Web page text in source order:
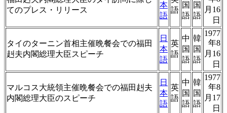
てのプレス・リリース
本
語
語
国
語
国
語
月16
日
タイのターニン首相主催晩餐会での福田
赳夫内閣総理大臣スピーチ
日
本
語
英
語
中
国
語
韓
国
語
1977
年8
月16
日
マルコス大統領主催晩餐会での福田赳夫
内閣総理大臣のスピーチ
日
本
語
英
語
中
国
語
韓
国
語
1977
年8
月17
日